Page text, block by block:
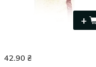
+
42.90 ₴